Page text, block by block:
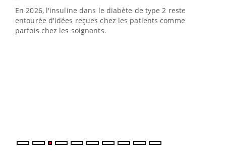
En 2026, l'insuline dans le diabète de type 2 reste
entourée d'idées reçues chez les patients comme
parfois chez les soignants.
L'été arrive… et avec lui, un tout nouveau rythme de vie !
Vacances, plage, piscine, soleil, activités en plein air…
Nos mains sont ...